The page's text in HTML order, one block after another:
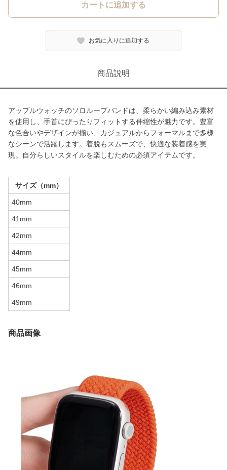
カートに追加する
お気に入りに追加する
商品説明
アップルウォッチのソロループバンドは、柔らかい編み込み素材
を使用し、手首にぴったりフィットする伸縮性が魅力です。豊富
な色合いやデザインが揃い、カジュアルからフォーマルまで多様
なシーンで活躍します。着脱もスムーズで、快適な装着感を実
現。自分らしいスタイルを楽しむための必須アイテムです。
サイズ（mm）
40mm
41mm
42mm
44mm
45mm
46mm
49mm
商品画像